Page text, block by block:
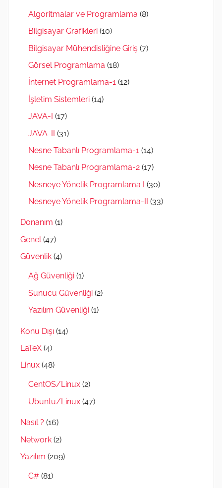
Algoritmalar ve Programlama (8)
Bilgisayar Grafikleri (10)
Bilgisayar Mühendisliğine Giriş (7)
Görsel Programlama (18)
İnternet Programlama-1 (12)
İşletim Sistemleri (14)
JAVA-I (17)
JAVA-II (31)
Nesne Tabanlı Programlama-1 (14)
Nesne Tabanlı Programlama-2 (17)
Nesneye Yönelik Programlama I (30)
Nesneye Yönelik Programlama-II (33)
Donanım (1)
Genel(47)
Güvenlik (4)
Ağ Güvenliği (1)
Sunucu Güvenliği (2)
Yazılım Güvenliği (1)
Konu Dışı (14)
LaTeX (4)
Linux (48)
CentOS/Linux (2)
Ubuntu/Linux (47)
Nasıl ? (16)
Network (2)
Yazılım (209)
C# (81)